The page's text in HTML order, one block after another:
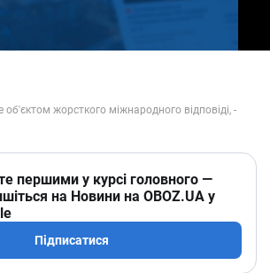
першими у курсі головного —
на Новини на OBOZ.UA у
Підписатися